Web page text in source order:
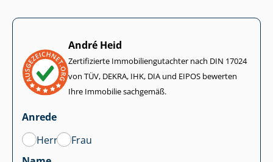
André Heid
Zertifizierte Im­mo­bi­li­en­gut­ach­ter nach DIN 17024
von TÜV, DEKRA, IHK, DIA und EIPOS bewerten
Ihre Immobilie sachgemäß.
Anrede
Herr
Frau